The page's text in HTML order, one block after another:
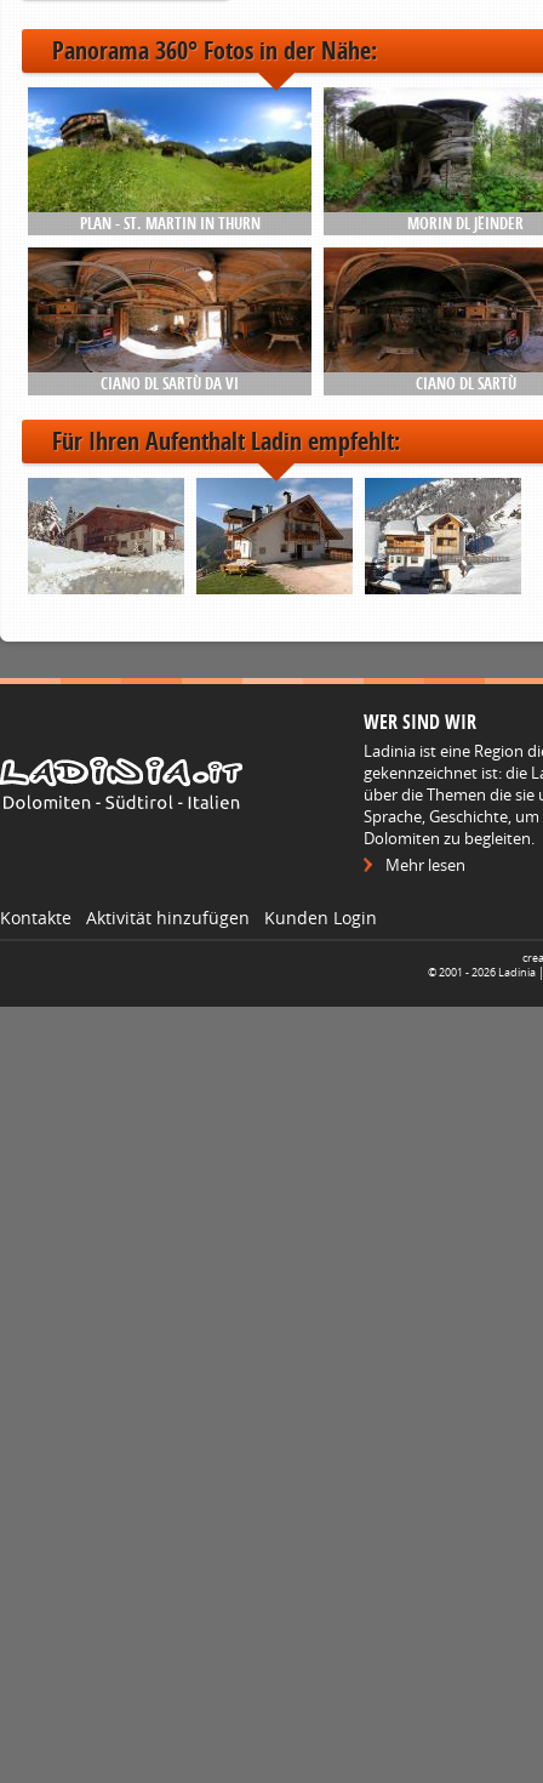
Panorama 360° Fotos in der Nähe:
PLAN - ST. MARTIN IN THURN MORIN DL JËINDER
CIANO DL SARTÙ DA VI CIANO DL SARTÙ
Für Ihren Aufenthalt Ladin empfehlt:
WER SIND WIR
Ladinia ist eine Region
gekennzeichnet ist: die
über die Themen die
Sprache, Geschichte,
Dolomiten zu begleiten.
Mehr lesen
Kontakte Aktivität hinzufügen Kunden Login
© 2001 -2026 Ladinia